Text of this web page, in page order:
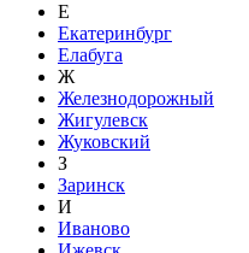
Е
Екатеринбург
Елабуга
Ж
Железнодорожный
Жигулевск
Жуковский
З
Заринск
И
Иваново